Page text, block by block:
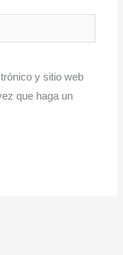
y sitio web
que haga un